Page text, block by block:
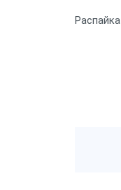
Распайка